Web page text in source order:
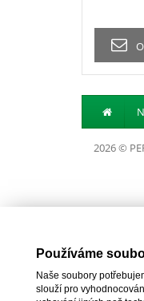
2026 ©
Používáme
Naše soubory
slouží pro